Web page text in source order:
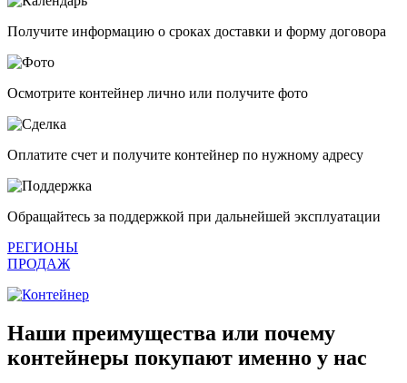
Получите информацию о сроках доставки и форму договора
Осмотрите контейнер лично или получите фото
Оплатите счет и получите контейнер по нужному адресу
Обращайтесь за поддержкой при дальнейшей эксплуатации
РЕГИОНЫ
ПРОДАЖ
Наши преимущества или почему
контейнеры покупают именно у нас